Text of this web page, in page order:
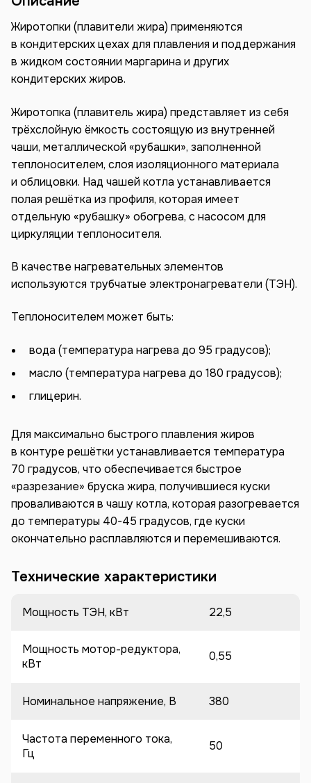
Жиротопки (плавители жира) применяются
в кондитерских цехах для плавления и поддержания
в жидком состоянии маргарина и других
кондитерских жиров.
Жиротопка (плавитель жира) представляет из себя
трёхслойную ёмкость состоящую из внутренней
чаши, металлической «рубашки», заполненной
теплоносителем, слоя изоляционного материала
и облицовки. Над чашей котла устанавливается
полая решётка из профиля, которая имеет
отдельную «рубашку» обогрева, с насосом для
циркуляции теплоносителя.
В качестве нагревательных элементов
используются трубчатые электронагреватели (ТЭН).
Теплоносителем может быть:
вода (температура нагрева до 95 градусов);
масло (температура нагрева до 180 градусов);
глицерин.
Для максимально быстрого плавления жиров
в контуре решётки устанавливается температура
70 градусов, что обеспечивается быстрое
«разрезание» бруска жира, получившиеся куски
проваливаются в чашу котла, которая разогревается
до температуры 40-45 градусов, где куски
окончательно расплавляются и перемешиваются.
Технические характеристики
Мощность ТЭН, кВт 22,5
Мощность мотор-редуктора,
кВт
0,55
Номинальное напряжение, В 380
Частота переменного тока,
Гц
50